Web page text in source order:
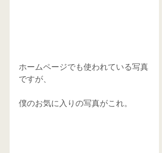
ホームページでも使われている写真
ですが、
僕のお気に入りの写真がこれ。